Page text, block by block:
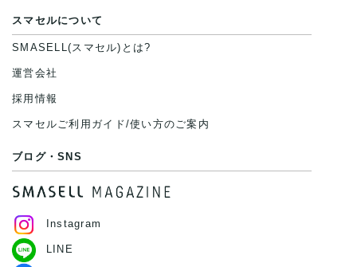
通常卸価格1500円
→SMASELLユーザー向け価格
350円(税抜き)/kg(77%OFF)
当日清算(現金、paypalを利用した
クレジット決済可能)
1㎏あたりの着数の参考例:Tシャツ
スマセルについて
SMASELL(スマセル)とは?
運営会社
採用情報
スマセルご利用ガイド/使い方のご案内
ブログ・SNS
Instagram
LINE